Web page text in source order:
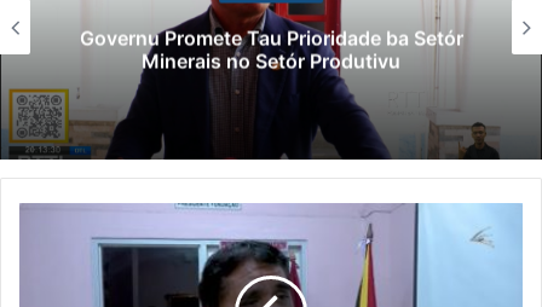
Governu Promete Tau Prioridade ba Setór
Minerais no Setór Produtivu